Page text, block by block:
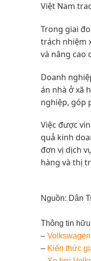
Việt Nam
Trong giai
trách nhiệm
và nâng cao
Doanh
án nhà ở xã
nghiệp, góp
Việc được
quả kinh
đơn vị dịch
hàng và thị
Nguồn: Dân
Thông tin
–
– Kiến thức